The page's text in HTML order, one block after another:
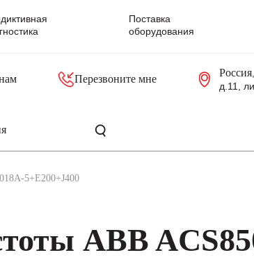
Поставка
оборудования
Перезвоните мне
Россия
д.11,
5+E200+J400
ABB